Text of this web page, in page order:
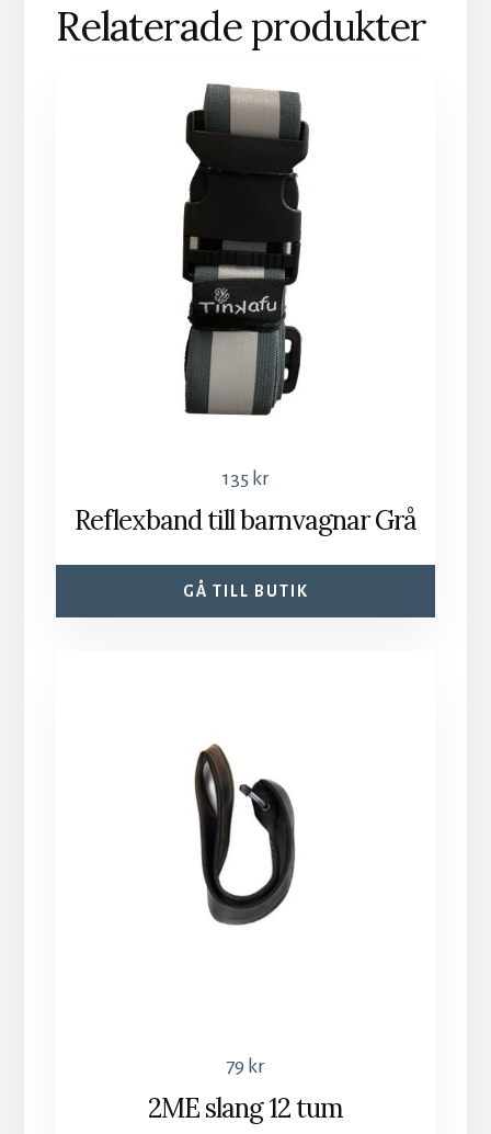
Relaterade produkter
135 kr
Reflexband till barnvagnar Grå
GÅ TILL BUTIK
79 kr
2ME slang 12 tum